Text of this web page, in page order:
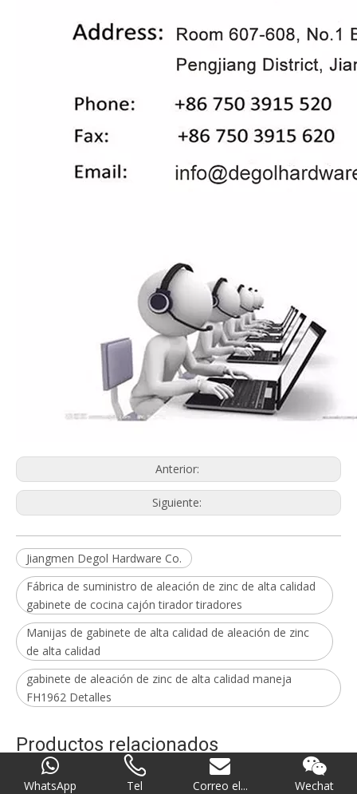
Anterior:
Siguiente:
Jiangmen Degol Hardware Co.
Fábrica de suministro de aleación de zinc de alta calidad
gabinete de cocina cajón tirador tiradores
Manijas de gabinete de alta calidad de aleación de zinc
de alta calidad
gabinete de aleación de zinc de alta calidad maneja
FH1962 Detalles
Productos relacionados
WhatsApp Tel Correo el... Wechat